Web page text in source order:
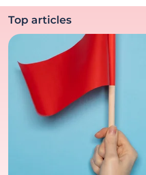
Top articles